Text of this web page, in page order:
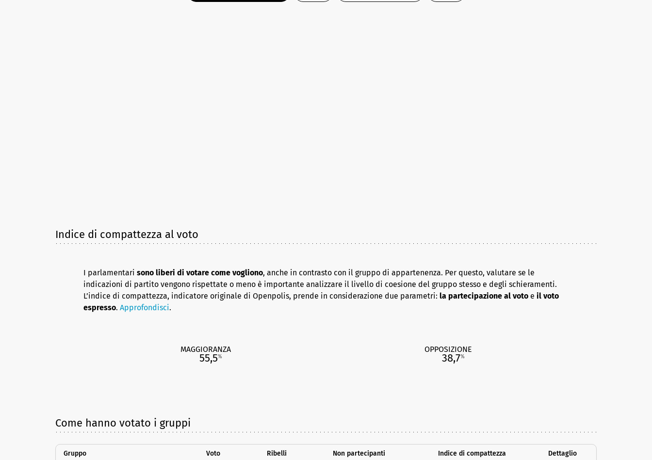
Indice di compattezza al voto
I parlamentari sono liberi di votare come vogliono, anche in contrasto con il gruppo di appartenenza. Per questo, valutare se le
indicazioni di partito vengono rispettate o meno è importante analizzare il livello di coesione del gruppo stesso e degli schieramenti.
L’indice di compattezza, indicatore originale di Openpolis, prende in considerazione due parametri: la partecipazione al voto e il voto
espresso. Approfondisci.
MAGGIORANZA
55,5%
OPPOSIZIONE
38,7%
Come hanno votato i gruppi
Gruppo Voto Ribelli Non partecipanti Indice di compattezza Dettaglio